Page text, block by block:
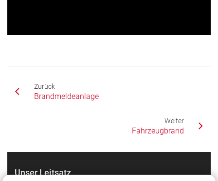
Zurück
Brandmeldeanlage
Weiter
Fahrzeugbrand
Unser Leitsatz